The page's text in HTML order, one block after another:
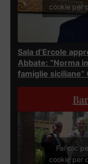
cookie per
Sala d’Ercole
Abbate: “Norma
famiglie siciliane”
Fai clic
cookie per